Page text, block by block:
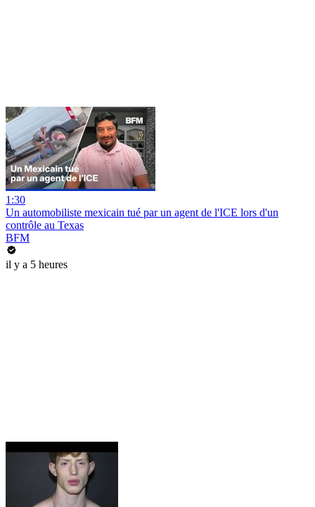
1:30
Un automobiliste mexicain tué par un agent de l'ICE lors d'un
contrôle au Texas
BFM
il y a 5 heures